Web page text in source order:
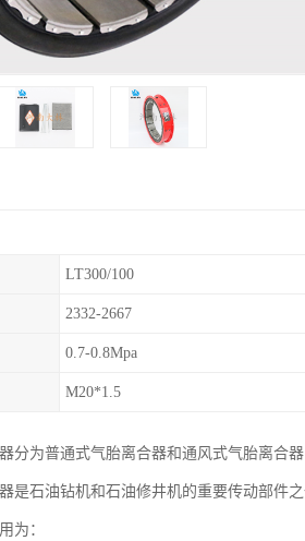
LT300/100
2332-2667
0.7-0.8Mpa
M20*1.5
分为普通式气胎离合器和通风式气胎离合
是石油钻机和石油修井机的重要传动部件
为：